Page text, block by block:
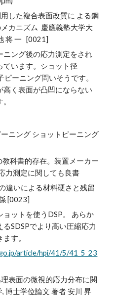
した複合表面改質に よる鋼
カニズム 慶應義塾大学大
将 一 [0021]
ニング後の応力測定をされ
ています。ショット径
ーニング問いそうです。
高く表面が凸凹にならない
ニング ショットピーニング
科書的存在。装置メーカー
力測定に関しても良書
違いによる材料硬さと残留
[0023]
ョットを使うDSP。 あらか
るSDSPでより高い圧縮応力
す。
article/hpi/41/5/41_5_23
表面の微視的応力分布に関
博士学位論文 著者 安川 昇